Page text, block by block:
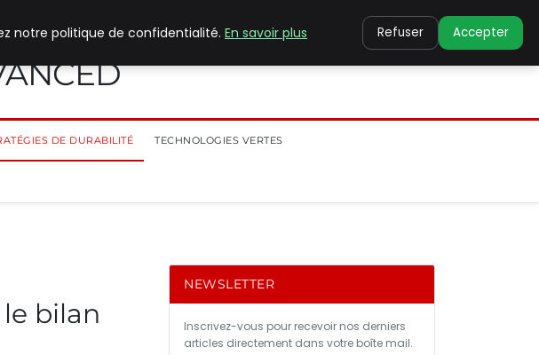
DE DURABILITÉ TECHNOLOGIES VERTES
bilan
NEWSLETTER
Inscrivez-vous pour recevoir nos derniers
articles directement dans votre boîte mail.
notre politique de confidentialité. En savoir plus Refuser Accepter